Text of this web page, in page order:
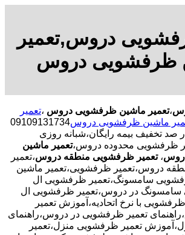
دروس,تعمیر
ظرفشویی دروس
،تعمیر ماشین ظرفشویی دروس ،تعمیر
ماشین ظرفشویی دروس09109131734
صد تخفیف بیمه رایگان،شبانه روزی
ظرفشویی محدوده دروس،تعمیر ماشین
، تعمیر ظرفشویی منطقه دروس،تعمیر
دروس،تعمیر ظرفشویی،تعمیر ماشین
سامسونگ،تعمیر ظرفشویی ال
سامسونگ در دروس،تعمیر ظرفشویی ال
با نرخ اتحادیه،آموزش تعمیر
تعمیر ظرفشویی در دروس،راهنمای
تعمیر ظرفشویی منزل،تعمیر